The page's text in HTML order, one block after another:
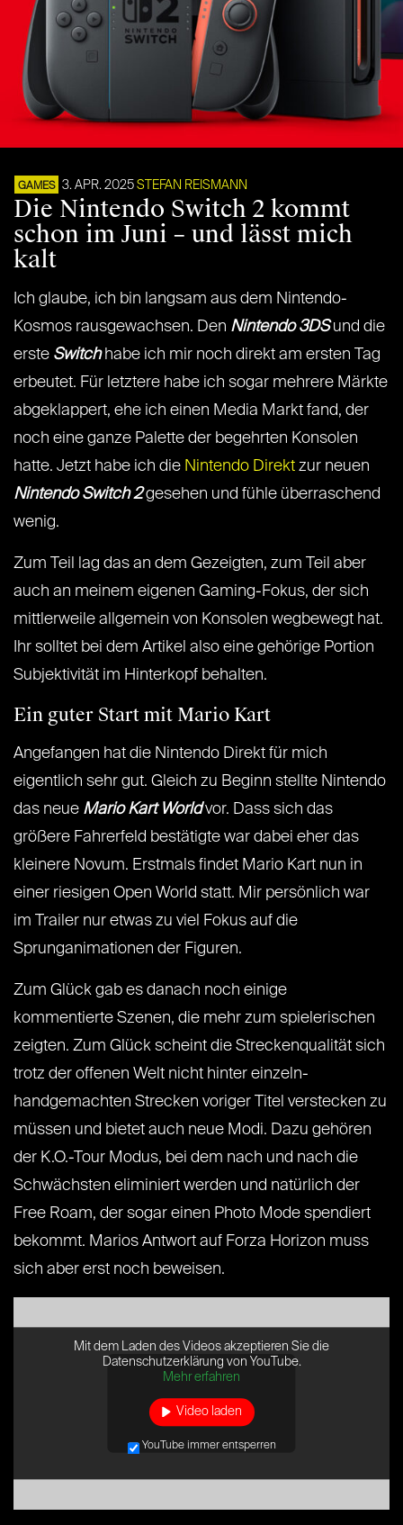
GAMES 3. APR. 2025 STEFAN REISMANN
Die Nintendo Switch 2 kommt
schon im Juni – und lässt mich
kalt
Ich glaube, ich bin langsam aus dem Nintendo-
Kosmos rausgewachsen. Den Nintendo 3DSund die
erste Switch habe ich mir noch direkt am ersten Tag
erbeutet. Für letztere habe ich sogar mehrere Märkte
abgeklappert, ehe ich einen Media Markt fand, der
noch eine ganze Palette der begehrten Konsolen
hatte. Jetzt habe ich die Nintendo Direkt zur neuen
Nintendo Switch 2gesehen und fühle überraschend
wenig.
Zum Teil lag das an dem Gezeigten, zum Teil aber
auch an meinem eigenen Gaming-Fokus, der sich
mittlerweile allgemein von Konsolen wegbewegt hat.
Ihr solltet bei dem Artikel also eine gehörige Portion
Subjektivität im Hinterkopf behalten.
Ein guter Start mit Mario Kart
Angefangen hat die Nintendo Direkt für mich
eigentlich sehr gut. Gleich zu Beginn stellte Nintendo
das neue Mario Kart Worldvor. Dass sich das
größere Fahrerfeld bestätigte war dabei eher das
kleinere Novum. Erstmals findet Mario Kart nun in
einer riesigen Open World statt. Mir persönlich war
im Trailer nur etwas zu viel Fokus auf die
Sprunganimationen der Figuren.
Zum Glück gab es danach noch einige
kommentierte Szenen, die mehr zum spielerischen
zeigten. Zum Glück scheint die Streckenqualität sich
trotz der offenen Welt nicht hinter einzeln-
handgemachten Strecken voriger Titel verstecken zu
müssen und bietet auch neue Modi. Dazu gehören
der K.O.-Tour Modus, bei dem nach und nach die
Schwächsten eliminiert werden und natürlich der
Free Roam, der sogar einen Photo Mode spendiert
bekommt. Marios Antwort auf Forza Horizon muss
sich aber erst noch beweisen.
Mit dem Laden des Videos akzeptieren Sie die
Datenschutzerklärung von YouTube.
Mehr erfahren
Video laden
YouTube immer entsperren